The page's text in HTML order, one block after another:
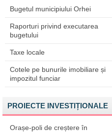
Bugetul municipiului Orhei
Raporturi privind executarea
bugetului
Taxe locale
Cotele pe bunurile imobiliare și
impozitul funciar
PROIECTE INVESTIȚIONALE
Orașe-poli de creștere în